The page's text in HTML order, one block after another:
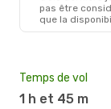
pas être
que la
Temps de vol
1 h et 45 m